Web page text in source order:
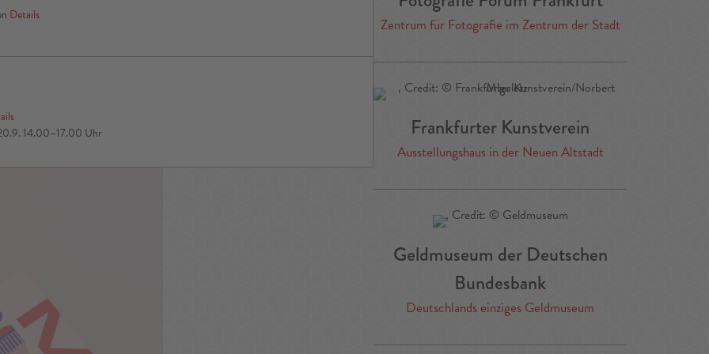
Details
14.00–17.00 Uhr
Zentrum für Fotografie im Zentrum der Stadt
Frankfurter Kunstverein
Ausstellungshaus in der Neuen Altstadt
Geldmuseum der Deutschen
Bundesbank
Deutschlands einziges Geldmuseum